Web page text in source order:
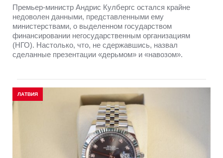
Премьер-министр Андрис Кулбергс остался крайне
недоволен данными, представленными ему
министерствами, о выделенном государством
финансировании негосударственным организациям
(НГО). Настолько, что, не сдержавшись, назвал
сделанные презентации «дерьмом» и «навозом».
ЛАТВИЯ